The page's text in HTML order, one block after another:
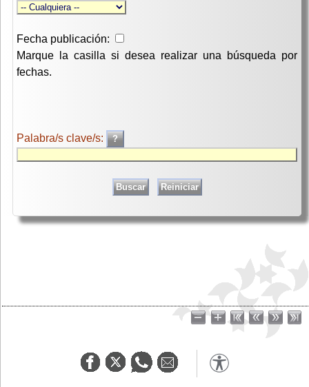
Fecha publicación:
Marque la casilla si desea realizar una búsqueda por
fechas.
Palabra/s clave/s: